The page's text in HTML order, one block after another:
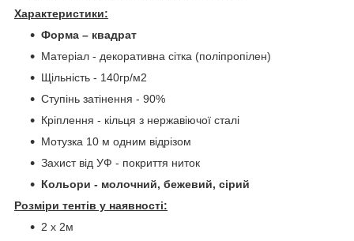
Характеристики:
Форма – квадрат
Матеріал - декоративна сітка (поліпропілен)
Щільність - 140гр/м2
Ступінь затінення - 90%
Кріплення - кільця з нержавіючої сталі
Мотузка 10 м одним відрізом
Захист від УФ - покриття ниток
Кольори - молочний, бежевий, сірий
Розміри тентів у наявності:
2 х 2м